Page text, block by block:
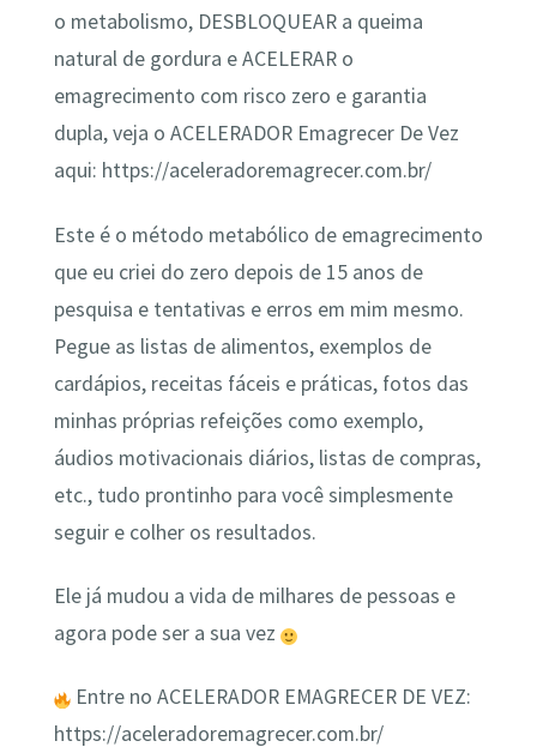
o metabolismo, DESBLOQUEAR a queima
natural de gordura e ACELERAR o
emagrecimento com risco zero e garantia
dupla, veja o ACELERADOR Emagrecer De Vez
aqui: https://aceleradoremagrecer.com.br/
Este é o método metabólico de emagrecimento
que eu criei do zero depois de 15 anos de
pesquisa e tentativas e erros em mim mesmo.
Pegue as listas de alimentos, exemplos de
cardápios, receitas fáceis e práticas, fotos das
minhas próprias refeições como exemplo,
áudios motivacionais diários, listas de compras,
etc., tudo prontinho para você simplesmente
seguir e colher os resultados.
Ele já mudou a vida de milhares de pessoas e
agora pode ser a sua vez
Entre no ACELERADOR EMAGRECER DE VEZ:
https://aceleradoremagrecer.com.br/